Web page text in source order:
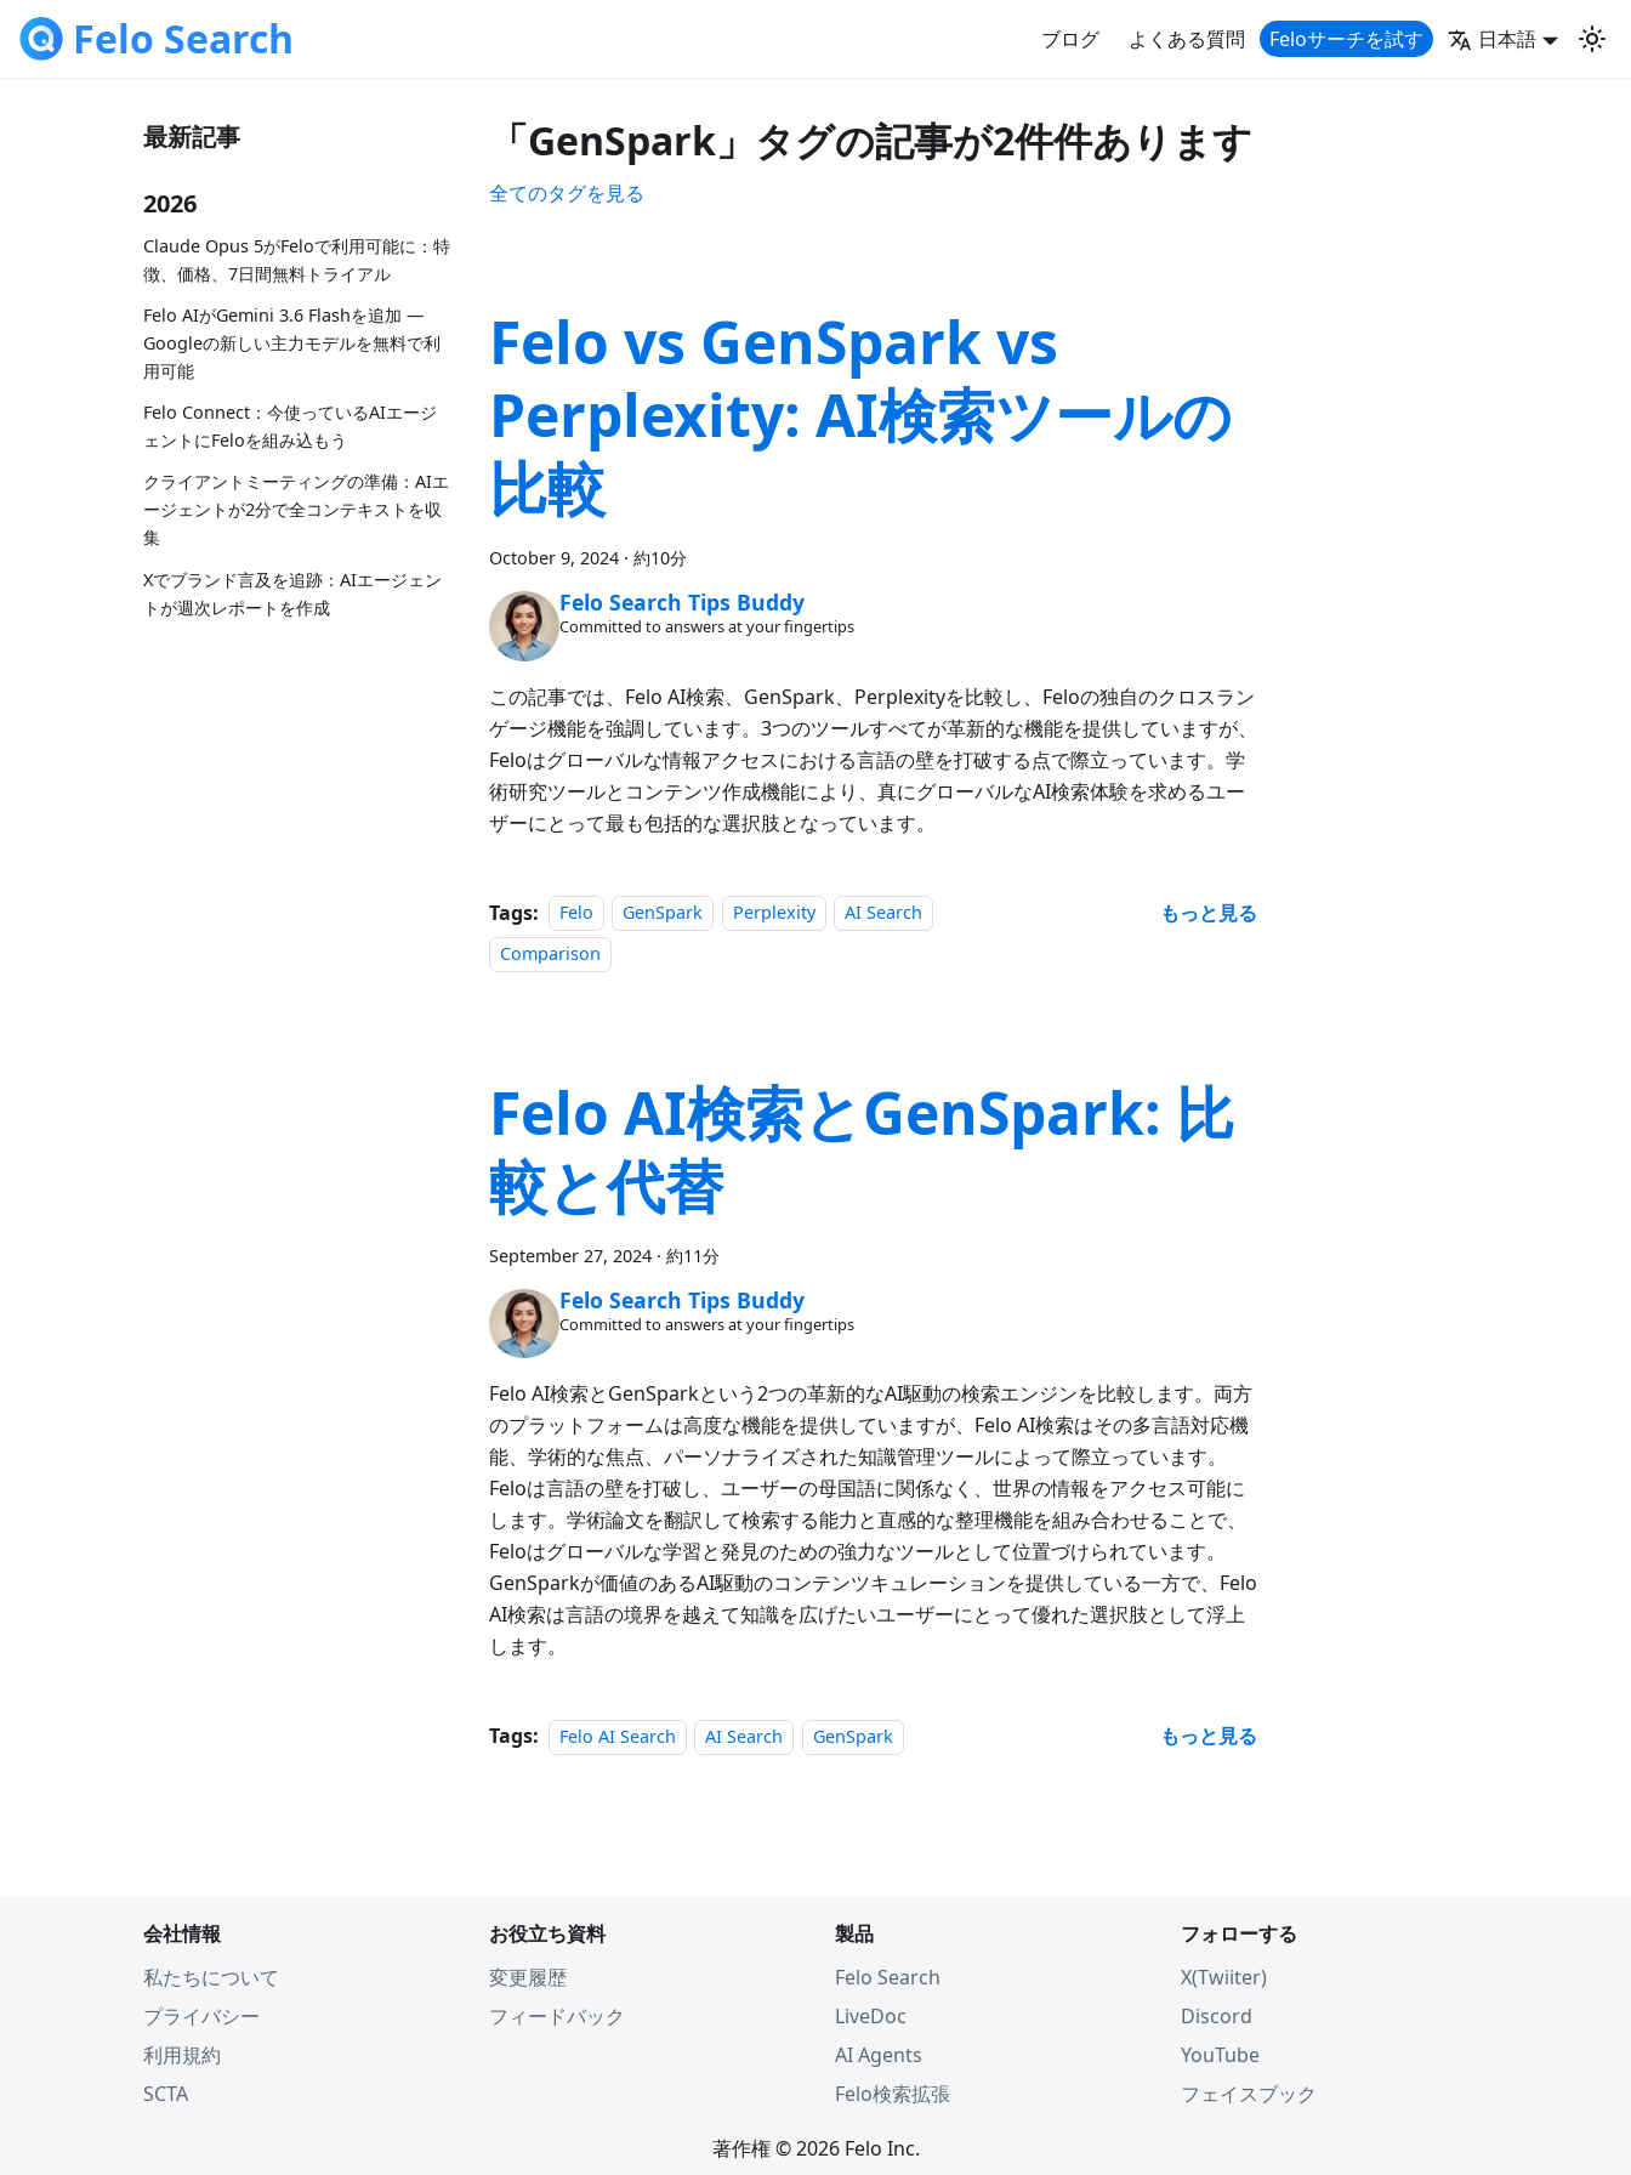
Felo Search ブログ よくある質問 Feloサーチを試す 日本語
最新記事
2026
Claude Opus 5がFeloで利用可能に：特
徴、価格、7日間無料トライアル
Felo AIがGemini 3.6 Flashを追加 —
Googleの新しい主力モデルを無料で利
用可能
Felo Connect：今使っているAIエージ
ェントにFeloを組み込もう
クライアントミーティングの準備：AIエ
ージェントが2分で全コンテキストを収
集
Xでブランド言及を追跡：AIエージェン
トが週次レポートを作成
「GenSpark」タグの記事が2件件あります
全てのタグを見る
Felo vs GenSpark vs
Perplexity: AI検索ツールの
比較
October 9, 2024 · 約10分
Felo Search Tips Buddy
Committed to answers at your fingertips
この記事では、Felo AI検索、GenSpark、Perplexityを比較し、Feloの独自のクロスラン
ゲージ機能を強調しています。3つのツールすべてが革新的な機能を提供していますが、
Feloはグローバルな情報アクセスにおける言語の壁を打破する点で際立っています。学
術研究ツールとコンテンツ作成機能により、真にグローバルなAI検索体験を求めるユー
ザーにとって最も包括的な選択肢となっています。
Tags: Felo GenSpark Perplexity
AI Search
Comparison
もっと見る
Felo AI検索とGenSpark: 比
較と代替
September 27, 2024 · 約11分
Felo Search Tips Buddy
Committed to answers at your fingertips
Felo AI検索とGenSparkという2つの革新的なAI駆動の検索エンジンを比較します。両方
のプラットフォームは高度な機能を提供していますが、Felo AI検索はその多言語対応機
能、学術的な焦点、パーソナライズされた知識管理ツールによって際立っています。
Feloは言語の壁を打破し、ユーザーの母国語に関係なく、世界の情報をアクセス可能に
します。学術論文を翻訳して検索する能力と直感的な整理機能を組み合わせることで、
Feloはグローバルな学習と発見のための強力なツールとして位置づけられています。
GenSparkが価値のあるAI駆動のコンテンツキュレーションを提供している一方で、Felo
AI検索は言語の境界を越えて知識を広げたいユーザーにとって優れた選択肢として浮上
します。
Tags: Felo AI Search AI Search GenSpark もっと見る
会社情報
私たちについて
プライバシー
利用規約
SCTA
お役立ち資料
変更履歴
フィードバック
製品
Felo Search
LiveDoc
AI Agents
Felo検索拡張
フォローする
X(Twiiter)
Discord
YouTube
フェイスブック
著作権 © 2026 Felo Inc.